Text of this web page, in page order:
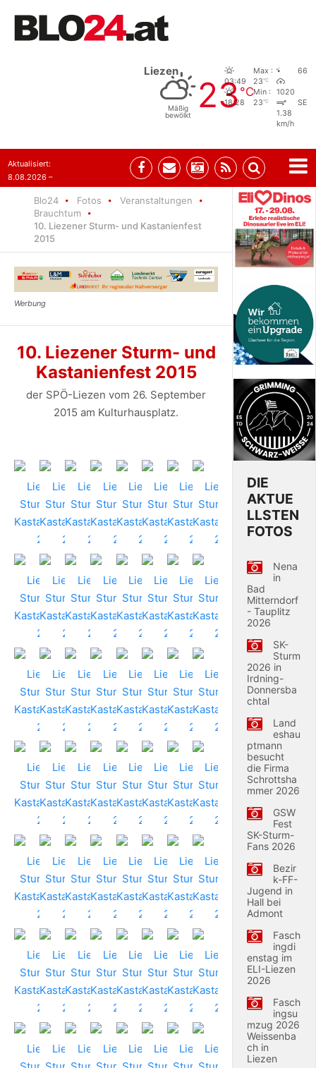
Liezen
Mäßig
bewölkt
23°C
03:49
18:28
Max :
23°C
Min :
23°C
66
1020
SE
1.38
km/h
Aktualisiert:
8.08.2026 –
Blo24 Fotos
Veranstaltungen
Brauchtum
10. Liezener Sturm- und Kastanienfest
2015
10. Liezener Sturm- und
Kastanienfest 2015
der SPÖ-Liezen vom 26. September
2015 am Kulturhausplatz.
DIE
AKTUE
LLSTEN
FOTOS
Nena
in
Bad
Mitterndorf
- Tauplitz
2026
SK-
Sturm
2026 in
Irdning-
Donnersba
chtal
Land
eshau
ptmann
besucht
die Firma
Schrottsha
mmer 2026
GSW
Fest
SK-Sturm-
Fans 2026
Bezir
k-FF-
Jugend in
Hall bei
Admont
Fasch
ingdi
enstag im
ELI-Liezen
2026
Fasch
ingsu
mzug 2026
Weissenba
ch in
Liezen